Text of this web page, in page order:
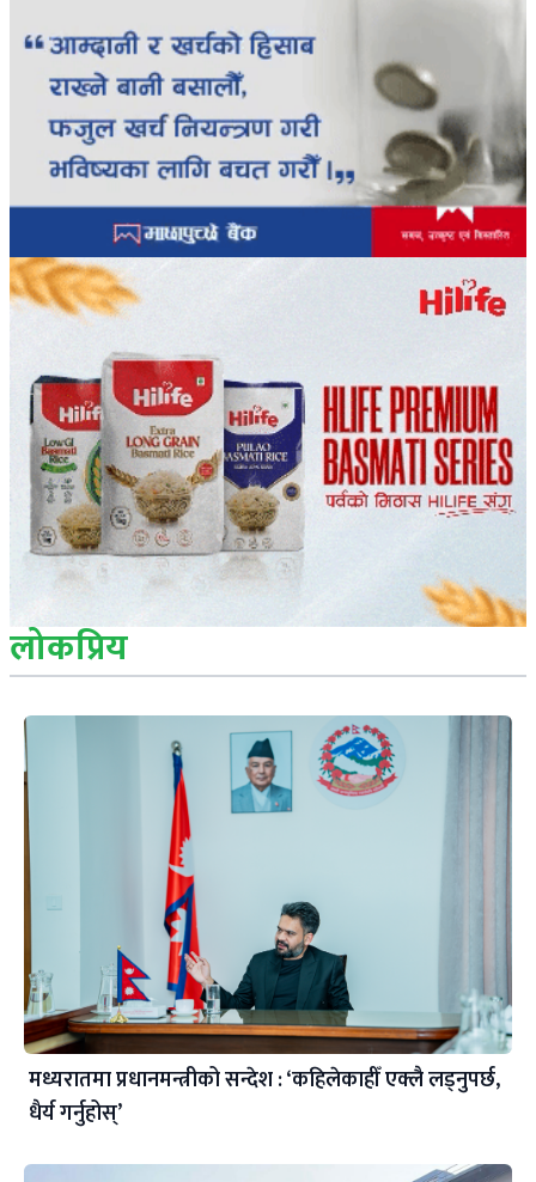
लोकप्रिय
मध्यरातमा प्रधानमन्त्रीको सन्देश : ‘कहिलेकाहीँ एक्लै लड्नुपर्छ,
धैर्य गर्नुहोस्’